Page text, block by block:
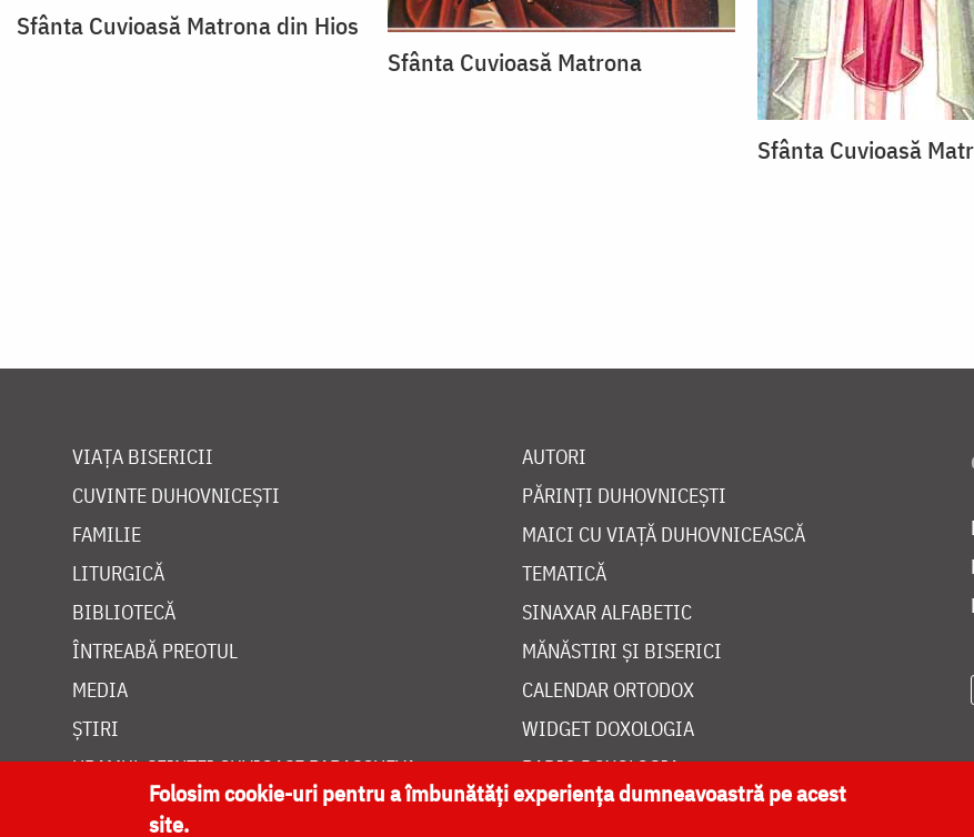
Sfânta Cuvioasă Matrona din Hios
Sfânta Cuvioasă
Sfânta Cuvioasă Matrona
VIAȚA BISERICII
CUVINTE DUHOVNICEȘTI
FAMILIE
LITURGICĂ
BIBLIOTECĂ
ÎNTREABĂ PREOTUL
MEDIA
ȘTIRI
HRAMUL SFINTEI CUVIOASE PARASCHEVA
AUTORI
PĂRINȚI DUHOVNICEȘTI
MAICI CU VIAȚĂ DUHOVNICEASCĂ
TEMATICĂ
SINAXAR ALFABETIC
MĂNĂSTIRI ȘI BISERICI
CALENDAR ORTODOX
WIDGET DOXOLOGIA
RADIO DOXOLOGIA
Folosim cookie-uri pentru a îmbunătăți experiența dumneavoastră pe acest
site.